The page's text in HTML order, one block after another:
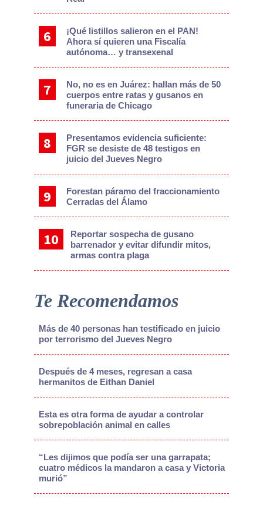
¡Qué listillos salieron en el PAN!
Ahora sí quieren una Fiscalía
autónoma… y transexenal
No, no es en Juárez: hallan más de 50
cuerpos entre ratas y gusanos en
funeraria de Chicago
Presentamos evidencia suficiente:
FGR se desiste de 48 testigos en
juicio del Jueves Negro
Forestan páramo del fraccionamiento
Cerradas del Álamo
Reportar sospecha de gusano
barrenador y evitar difundir mitos,
armas contra plaga
Te Recomendamos
Más de 40 personas han testificado en juicio
por terrorismo del Jueves Negro
Después de 4 meses, regresan a casa
hermanitos de Eithan Daniel
Esta es otra forma de ayudar a controlar
sobrepoblación animal en calles
“Les dijimos que podía ser una garrapata;
cuatro médicos la mandaron a casa y Victoria
murió”